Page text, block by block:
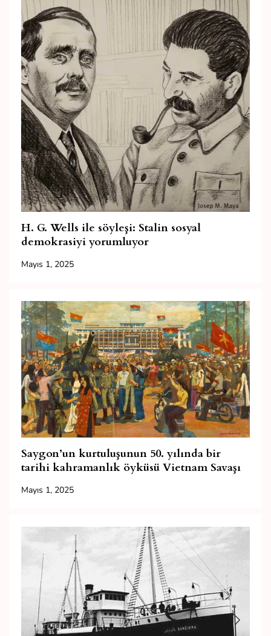
H. G. Wells ile söyleşi: Stalin sosyal
demokrasiyi yorumluyor
Mayıs 1, 2025
Saygon’un kurtuluşunun 50. yılında bir
tarihi kahramanlık öyküsü Vietnam Savaşı
Mayıs 1, 2025